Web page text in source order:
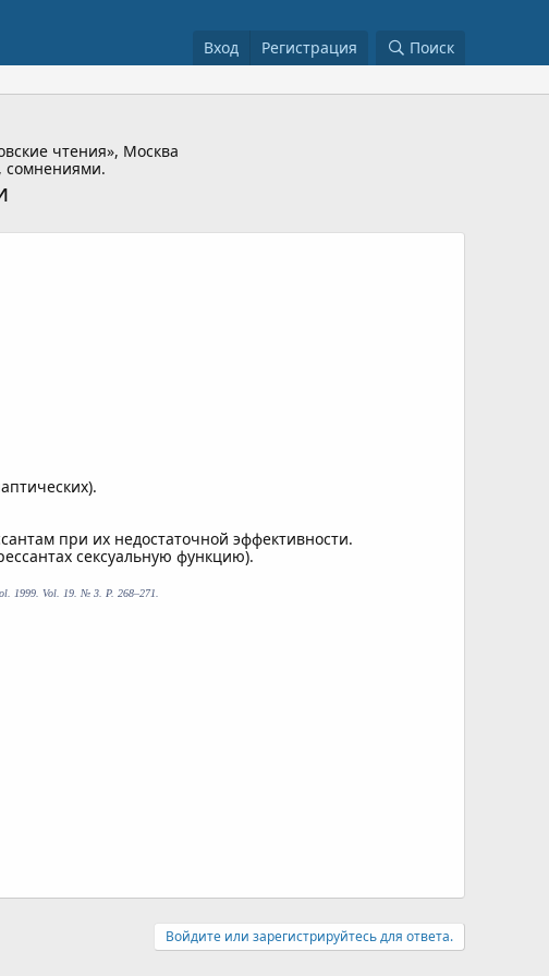
Вход Регистрация Поиск
чтения», Москва
сомнениями.
при их недостаточной эффективности.
сексуальную функцию).
1999. Vol. 19. № 3. P. 268–271.
Войдите или зарегистрируйтесь для ответа.